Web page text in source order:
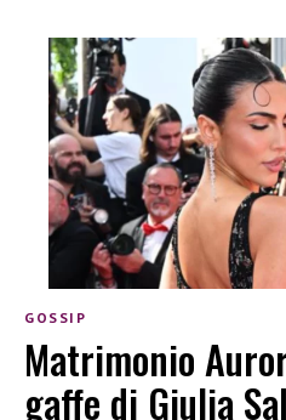
GOSSIP
Matrimonio
gaffe di Giulia